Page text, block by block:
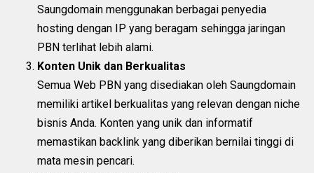
Saungdomain menggunakan berbagai penyedia
hosting dengan IP yang beragam sehingga jaringan
PBN terlihat lebih alami.
Konten Unik dan Berkualitas
Semua Web PBN yang disediakan oleh Saungdomain
memiliki artikel berkualitas yang relevan dengan niche
bisnis Anda. Konten yang unik dan informatif
memastikan backlink yang diberikan bernilai tinggi di
mata mesin pencari.